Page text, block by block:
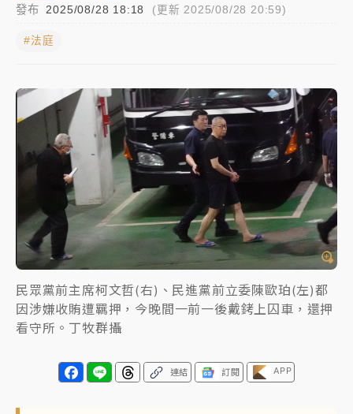
女律師陳昱瑄詐慈濟10億！黃金158kg遭查扣畫面曝光
旅局回應了
中信慈善基金會想增加董事人數！辜仲諒向法院聲請遭
駁 理由曝光
故宮《龍藏經》特展第2檔！今線上預約開賣一度塞車
周六起展出延長至晚上7時
台東農業處長涉圖利渡假村！東檢抗告成功 今重開羈
押庭
雨熱區曝
發布 2025/08/28 18:18 (更新 2025/08/28 20:59)
#法庭
民眾黨前主席柯文哲(右)、民進黨前立委陳歐珀(左)都
因涉嫌收賄遭羈押，今晚間一前一後戴銬上囚車，還押
看守所。丁牧群攝
連結 訂閱 APP